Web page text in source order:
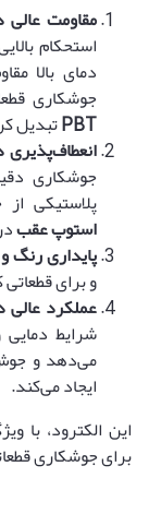
مقاومت عالی
استحکام
دمای بالا
جوشکاری
PBTتبدیل
انعطاف‌پذیری
جوشکاری
پلاستیکی
استوپ عقب
پایداری رنگ
و برای
عملکرد
شرایط
می‌دهد و
ایجاد می‌کند.
این الکترود، با
برای جوشکاری